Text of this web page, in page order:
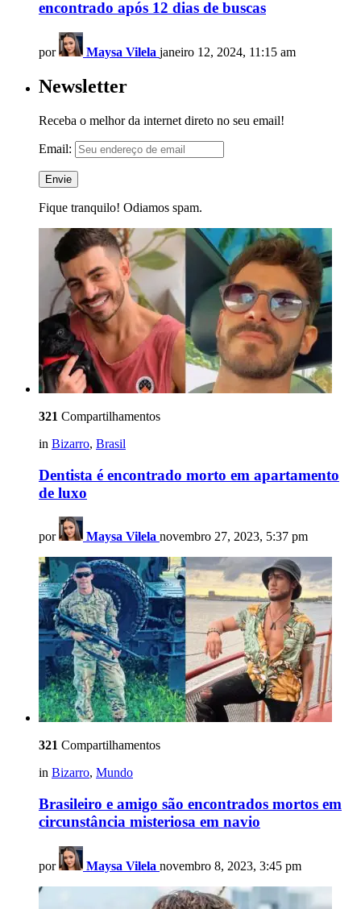
encontrado após 12 dias de buscas
por Maysa Vilela janeiro 12, 2024, 11:15 am
Newsletter
Receba o melhor da internet direto no seu email!
Email:
Fique tranquilo! Odiamos spam.
321 Compartilhamentos
in Bizarro, Brasil
Dentista é encontrado morto em apartamento
de luxo
por Maysa Vilela novembro 27, 2023, 5:37 pm
321 Compartilhamentos
in Bizarro, Mundo
Brasileiro e amigo são encontrados mortos em
circunstância misteriosa em navio
por Maysa Vilela novembro 8, 2023, 3:45 pm